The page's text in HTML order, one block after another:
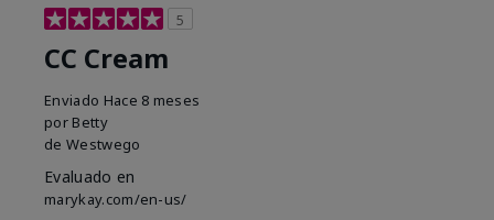
5
CC Cream
Enviado Hace 8 meses
por Betty
de Westwego
Evaluado en
marykay.com/en-us/